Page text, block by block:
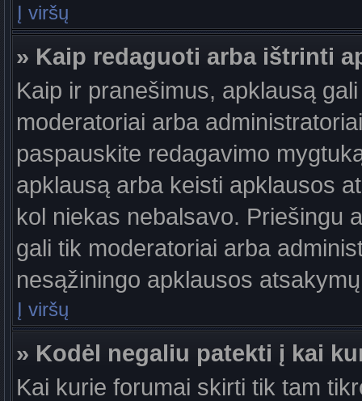
Į viršų
» Kaip redaguoti arba ištrinti
Kaip ir pranešimus, apklausą
moderatoriai arba
paspauskite redagavimo
apklausą arba keisti apklausos
kol niekas nebalsavo. Priešingu
gali tik moderatoriai arba
nesąžiningo apklausos
Į viršų
» Kodėl negaliu patekti į kai
Kai kurie forumai skirti tik tam